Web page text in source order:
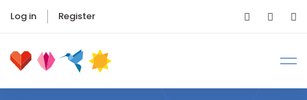
Log in Register